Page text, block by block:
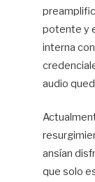
potente y
interna
audio
ansían
que solo